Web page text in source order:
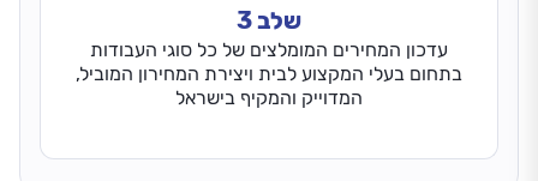
שלב 3
עדכון המחירים המומלצים של כל סוגי העבודות
בתחום בעלי המקצוע לבית ויצירת המחירון המוביל,
המדוייק והמקיף בישראל